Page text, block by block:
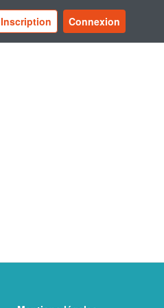
Inscription Connexion